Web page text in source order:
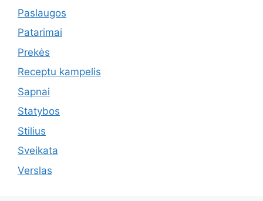
Paslaugos
Patarimai
Prekės
Receptu kampelis
Sapnai
Statybos
Stilius
Sveikata
Verslas